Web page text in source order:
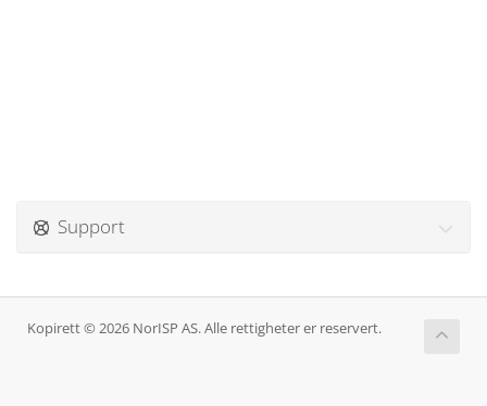
Support
Kopirett © 2026 NorISP AS. Alle rettigheter er reservert.